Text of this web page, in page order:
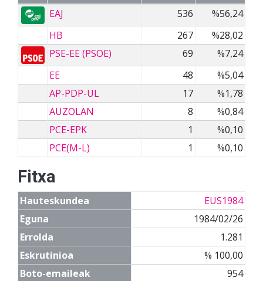
EAJ
536
%56,24
HB
267
%28,02
PSE-EE (PSOE)
69
%7,24
EE
48
%5,04
AP-PDP-UL
17
%1,78
AUZOLAN
8
%0,84
PCE-EPK
1
%0,10
PCE(M-L)
1 %0,10
Fitxa
Hauteskundea
EUS1984
Eguna
1984/02/26
Errolda
1.281
Eskrutinioa
% 100,00
Boto-emaileak
954